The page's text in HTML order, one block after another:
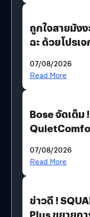
ถูกใจสายมัง
ฉะ ด้วยโปรเ
มีภาษาไทยด้วย
07/08/2026
Read More
Bose จัดเต็ม
07/08/2026
Read More
ข่าวดี !